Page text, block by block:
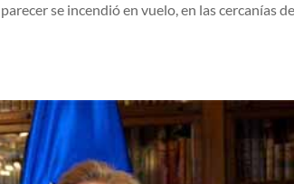
se incendió en vuelo, en las cercanías